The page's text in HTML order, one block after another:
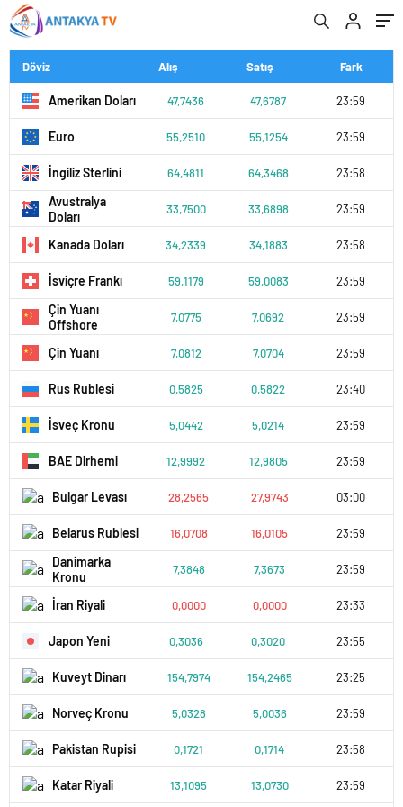
Döviz Alış Satış Fark
Amerikan Doları 47,7436 47,6787 23:59
Euro 55,2510 55,1254 23:59
İngiliz Sterlini 64,4811 64,3468 23:58
Avustralya
Doları
33,7500 33,6898 23:59
Kanada Doları 34,2339 34,1883 23:58
İsviçre Frankı 59,1179 59,0083 23:59
Çin Yuanı
Offshore
7,0775 7,0692 23:59
Çin Yuanı 7,0812 7,0704 23:59
Rus Rublesi 0,5825 0,5822 23:40
İsveç Kronu 5,0442 5,0214 23:59
BAE Dirhemi 12,9992 12,9805 23:59
Bulgar Levası 28,2565 27,9743 03:00
Belarus Rublesi 16,0708 16,0105 23:59
Danimarka
Kronu
7,3848 7,3673 23:59
İran Riyali 0,0000 0,0000 23:33
Japon Yeni 0,3036 0,3020 23:55
Kuveyt Dinarı 154,7974 154,2465 23:25
Norveç Kronu 5,0328 5,0036 23:59
Pakistan Rupisi 0,1721 0,1714 23:58
Katar Riyali 13,1095 13,0730 23:59